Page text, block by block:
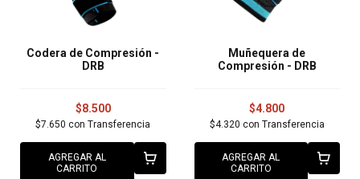
Codera de Compresión -
DRB
$8.500
$7.650con Transferencia
AGREGAR AL
CARRITO
Muñequera de
Compresión - DRB
$4.800
$4.320 con Transferencia
AGREGAR AL
CARRITO